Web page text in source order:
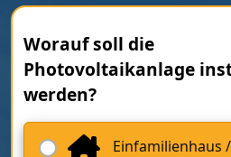
Worauf soll die
Photovoltaikanlage
werden?
Einfamilienhaus